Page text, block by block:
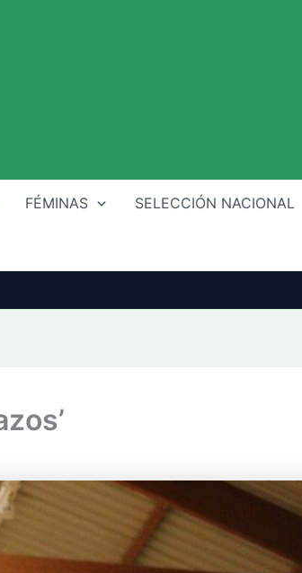
FÉMINAS SELECCIÓN NACIONAL